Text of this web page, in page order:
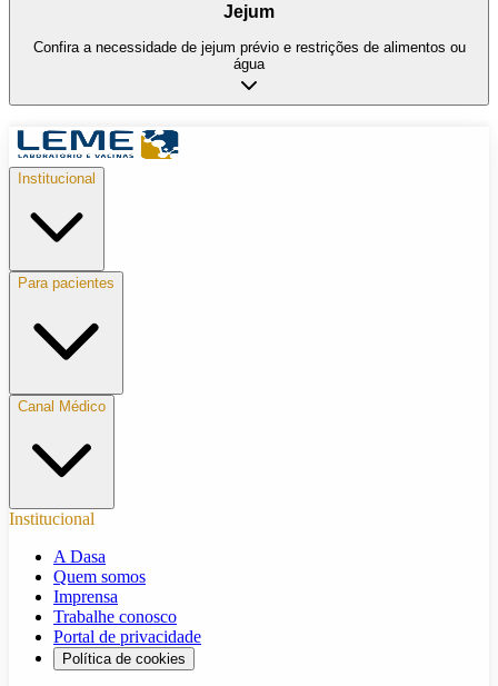
Jejum
Confira a necessidade de jejum prévio e restrições de alimentos ou
água
Institucional
Para pacientes
Canal Médico
Institucional
A Dasa
Quem somos
Imprensa
Trabalhe conosco
Portal de privacidade
Política de cookies